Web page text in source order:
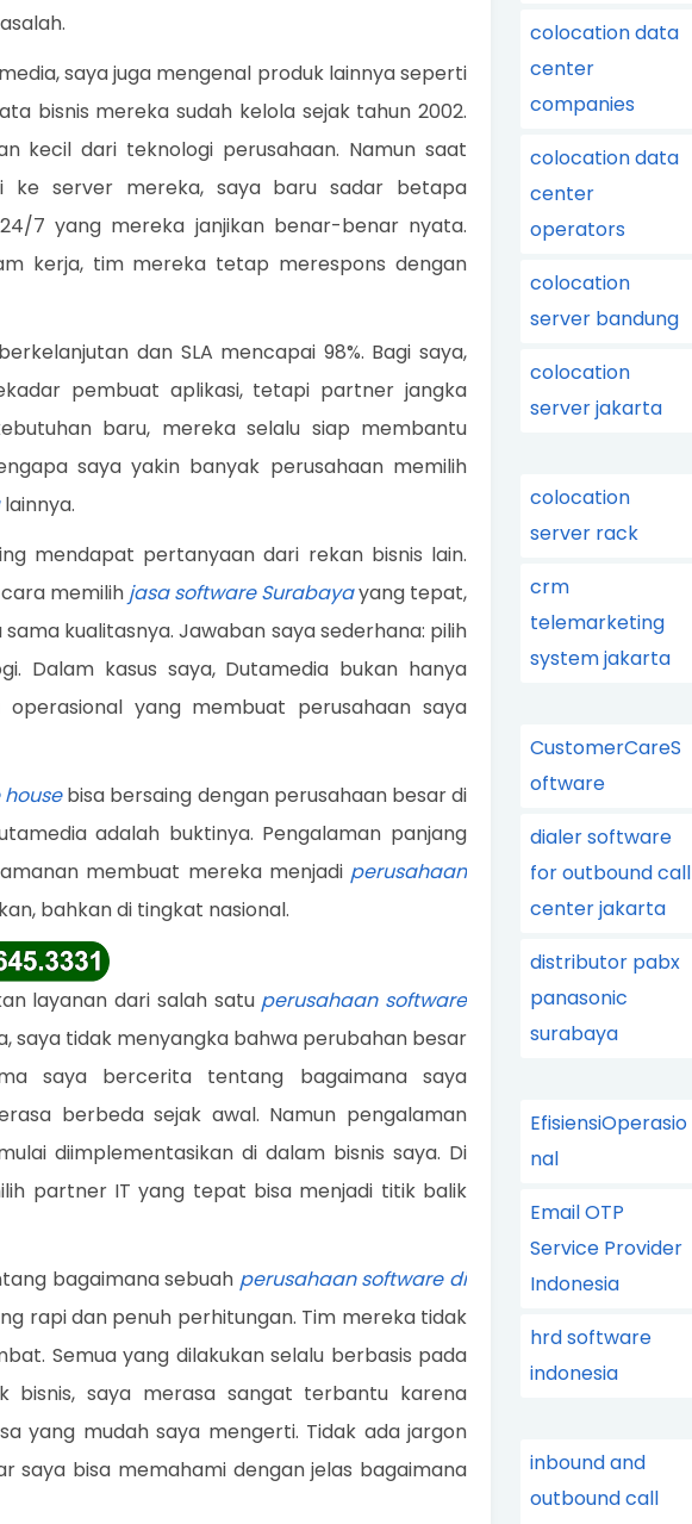
saya juga mengenal produk lainnya seperti
bisnis mereka sudah kelola sejak tahun 2002.
kecil dari teknologi perusahaan. Namun saat
ke server mereka, saya baru sadar betapa
7 yang mereka janjikan benar-benar nyata.
kerja, tim mereka tetap merespons dengan
dan SLA mencapai 98%. Bagi saya,
pembuat aplikasi, tetapi partner jangka
baru, mereka selalu siap membantu
saya yakin banyak perusahaan memilih
lainnya.
mendapat pertanyaan dari rekan bisnis lain.
memilih jasa software Surabayayang tepat,
kualitasnya. Jawaban saya sederhana: pilih
Dalam kasus saya, Dutamedia bukan hanya
yang membuat perusahaan saya
bisa bersaing dengan perusahaan besar di
adalah buktinya. Pengalaman panjang
membuat mereka menjadi perusahaan
bahkan di tingkat nasional.
layanan dari salah satu perusahaan software
saya tidak menyangka bahwa perubahan besar
saya bercerita tentang bagaimana saya
berbeda sejak awal. Namun pengalaman
diimplementasikan di dalam bisnis saya. Di
partner IT yang tepat bisa menjadi titik balik
bagaimana sebuah perusahaan software di
rapi dan penuh perhitungan. Tim mereka tidak
Semua yang dilakukan selalu berbasis pada
bisnis, saya merasa sangat terbantu karena
yang mudah saya mengerti. Tidak ada jargon
saya bisa memahami dengan jelas bagaimana
colocation data
center
companies
colocation data
center
operators
colocation
server bandung
colocation
server jakarta
colocation
server rack
crm
telemarketing
system jakarta
CustomerCareS
oftware
dialer software
for outbound call
center jakarta
distributor pabx
panasonic
surabaya
EfisiensiOperasio
nal
Email OTP
Service Provider
Indonesia
hrd software
indonesia
inbound and
outbound call